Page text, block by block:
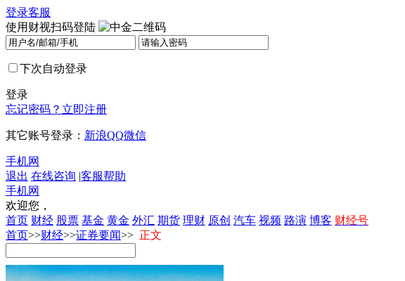
登录客服
使用财视扫码登陆
下次自动登录
登录
忘记密码？ 立即注册
其它账号登录： 新浪QQ微信
手机网
退出 在线咨询 |客服帮助
手机网
欢迎您，
首页 财经 股票 基金 黄金 外汇 期货 理财 原创 汽车 视频 路演 博客 财经号
首页>>财经>>证券要闻>> 正文